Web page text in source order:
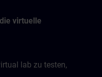
virtuelle
lab zu testen,